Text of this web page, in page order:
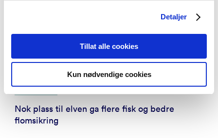
Detaljer
Tillat alle cookies
Kun nødvendige cookies
Aktuelt
Nok plass til elven ga flere fisk og bedre
flomsikring